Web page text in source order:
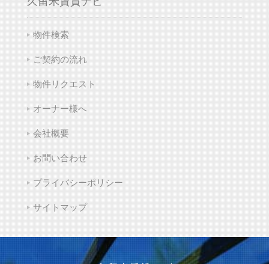
物件検索
ご契約の流れ
物件リクエスト
オーナー様へ
会社概要
お問い合わせ
プライバシーポリシー
サイトマップ